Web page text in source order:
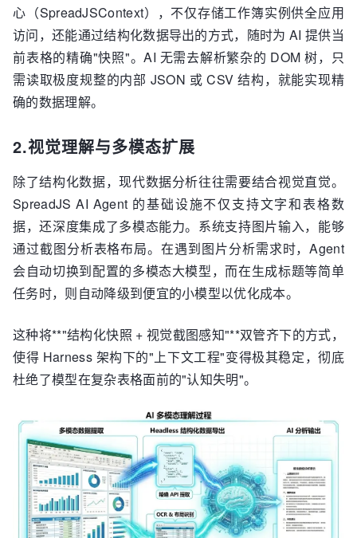
心（SpreadJSContext），不仅存储工作簿实例供全应用
访问，还能通过结构化数据导出的方式，随时为 AI 提供当
前表格的精确"快照"。AI 无需去解析繁杂的 DOM 树，只
需读取极度规整的内部 JSON 或 CSV 结构，就能实现精
确的数据理解。
2.视觉理解与多模态扩展
除了结构化数据，现代数据分析往往需要结合视觉直觉。
SpreadJS AI Agent 的基础设施不仅支持文字和表格数
据，还深度集成了多模态能力。系统支持图片输入，能够
通过截图分析表格布局。在遇到图片分析需求时，Agent
会自动切换到配置的多模态大模型，而在生成标题等简单
任务时，则自动降级到便宜的小模型以优化成本。
这种将**"结构化快照 + 视觉截图感知"**双管齐下的方式，
使得 Harness 架构下的"上下文工程"变得极其稳定，彻底
杜绝了模型在复杂表格面前的"认知失明"。